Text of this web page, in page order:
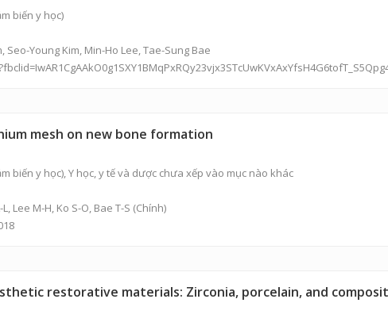
biến y học)
Seo-Young Kim, Min-Ho Lee, Tae-Sung Bae
mesh on new bone formation
biến y học), Y học, y tế và dược chưa xếp vào mục nào khác
L, Lee M-H, Ko S-O, Bae T-S (Chính)
restorative materials: Zirconia, porcelain, and